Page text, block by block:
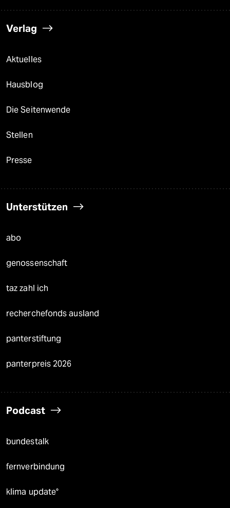
Verlag
Aktuelles
Hausblog
Die Seitenwende
Stellen
Presse
Unterstützen
abo
genossenschaft
taz zahl ich
recherchefonds ausland
panterstiftung
panterpreis 2026
Podcast
bundestalk
fernverbindung
klima update°